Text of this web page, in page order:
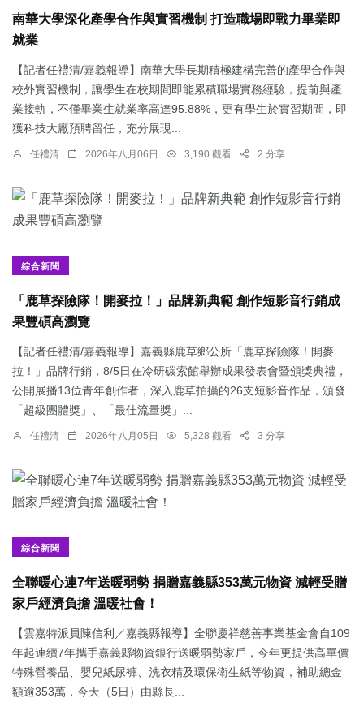
南華大學深化產學合作與實習機制 打造職場即戰力畢業即
就業
【記者任禮清/嘉義報導】南華大學長期積極建構完善的產學合作與
校外實習機制，讓學生在校期間即能累積職場實務經驗，提前與產
業接軌，不僅畢業生就業率高達95.88%，更有學生於實習期間，即
獲科技大廠預聘留任，充分展現...
任禮清 2026年八月06日 3,190 觀看 2 分享
綜合新聞
「鹿草探險隊！開麥拉！」品牌新典範 創作短影音行銷成
果豐碩高瀏覽
【記者任禮清/嘉義報導】嘉義縣鹿草鄉公所「鹿草探險隊！開麥
拉！」品牌行銷，8/5日在冷研碳索館舉辦成果發表會暨頒獎典禮，
公開展播13位青年創作者，深入鹿草拍攝的26支短影音作品，頒發
「超級團體獎」、「最佳流量獎」...
任禮清 2026年八月05日 5,328 觀看 3 分享
綜合新聞
全聯暖心連7年送暖弱勢 捐贈嘉義縣353萬元物資 減輕受贈
家戶經濟負擔 溫暖社會！
【雲嘉特派員陳信利／嘉義縣報導】全聯慶祥慈善事業基金會自109
年起連續7年攜手嘉義縣物資銀行送暖弱勢家戶，今年更提供高單價
特殊營養品、嬰兒紙尿褲、洗衣精及環保衛生紙等物資，補助總金
額逾353萬，今天（5日）由縣長...